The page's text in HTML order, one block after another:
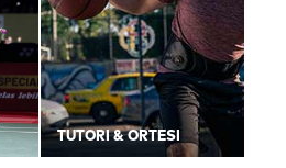
TUTORI & ORTESI